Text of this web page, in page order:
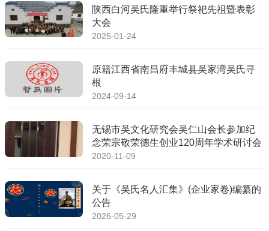
陕西白河吴氏隆重举行祭祀先祖暨表彰
大会
2025-01-24
原籍江西省南昌府丰城县吴家湾吴氏寻
根
2024-09-14
无锡市吴文化研究会吴仁山会长参加纪
念荣宗敬荣德生创业120周年学术研讨会
2020-11-09
关于《吴氏名人汇集》(企业家卷)编纂的
公告
2026-05-29